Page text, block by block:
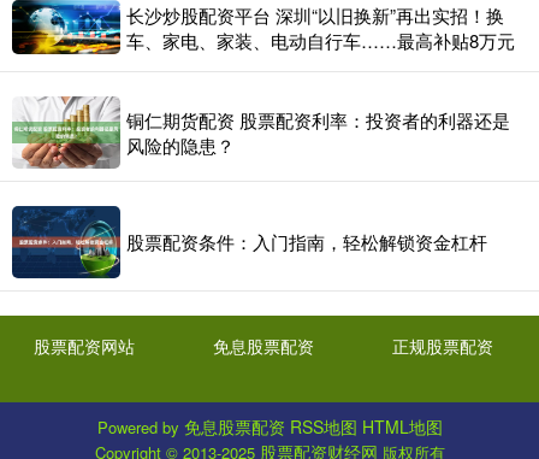
长沙炒股配资平台 深圳“以旧换新”再出实招！换
车、家电、家装、电动自行车……最高补贴8万元
铜仁期货配资 股票配资利率：投资者的利器还是
风险的隐患？
股票配资条件：入门指南，轻松解锁资金杠杆
股票配资网站 免息股票配资 正规股票配资
Powered by 免息股票配资 RSS地图 HTML地图
Copyright © 2013-2025 股票配资财经网 版权所有